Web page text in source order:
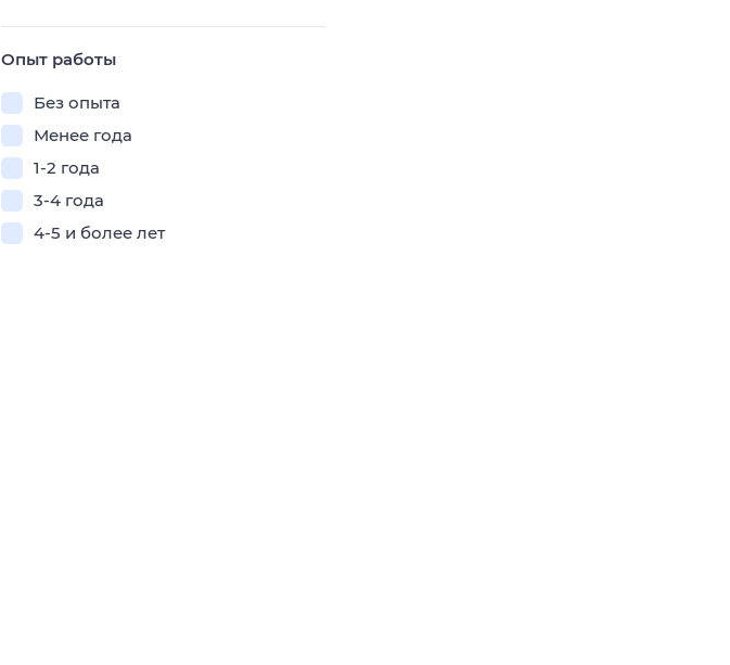
Опыт работы
Без опыта
Менее года
1-2 года
3-4 года
4-5 и более лет